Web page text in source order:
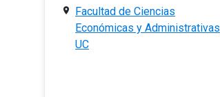
Facultad de Ciencias
Económicas y Administrativas
UC